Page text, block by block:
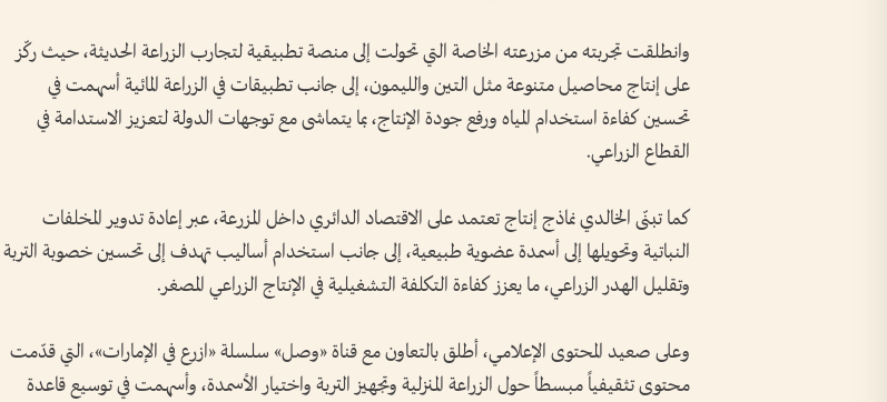
وانطلقت تجربته من مزرعته الخاصة التي تحولت إلى منصة تطبيقية لتجارب الزراعة الحديثة، حيث ركّز
على إنتاج محاصيل متنوعة مثل التين والليمون، إلى جانب تطبيقات في الزراعة المائية أسهمت في
تحسين كفاءة استخدام المياه ورفع جودة الإنتاج، بما يتماشى مع توجهات الدولة لتعزيز الاستدامة في
القطاع الزراعي.
كما تبنّى الخالدي نماذج إنتاج تعتمد على الاقتصاد الدائري داخل المزرعة، عبر إعادة تدوير المخلفات
النباتية وتحويلها إلى أسمدة عضوية طبيعية، إلى جانب استخدام أساليب تهدف إلى تحسين خصوبة التربة
وتقليل الهدر الزراعي، ما يعزز كفاءة التكلفة التشغيلية في الإنتاج الزراعي المصغر.
وعلى صعيد المحتوى الإعلامي، أطلق بالتعاون مع قناة «وصل» سلسلة «ازرع في الإمارات»، التي قدّمت
محتوى تثقيفياً مبسطاً حول الزراعة المنزلية وتجهيز التربة واختيار الأسمدة، وأسهمت في توسيع قاعدة